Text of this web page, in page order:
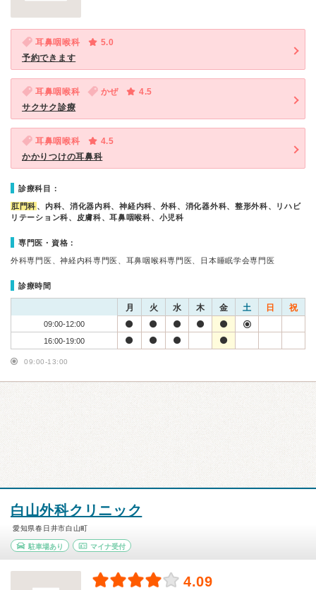
耳鼻咽喉科
5.0
予約できます
耳鼻咽喉科 かぜ
4.5
サクサク診療
耳鼻咽喉科
4.5
かかりつけの耳鼻科
診療科目：
肛門科 、内科、消化器内科、神経内科、外科、消化器外科、整形外科、リハビ
リテーション科、皮膚科、耳鼻咽喉科、小児科
専門医・資格：
外科専門医、神経内科専門医、耳鼻咽喉科専門医、日本睡眠学会専門医
診療時間
月 火 水 木 金 土 日 祝
09:00-12:00
16:00-19:00
09:00-13:00
白山外科クリニック
愛知県春日井市白山町
駐車場あり マイナ受付
4.09